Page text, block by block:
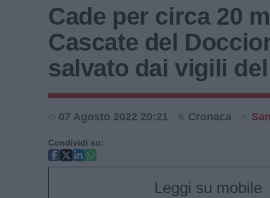
Cade per circa 20
Cascate del
salvato dai vigili
07 Agosto 2022 20:21 Cronaca
Condividi su:
Leggi su mobile